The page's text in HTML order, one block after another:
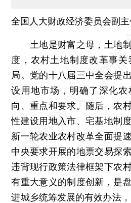
全国人大财政经济委员会副主
土地是财富之母，土地制
度，农村土地制度改革事
局。党的十八届三中全会提
设用地市场，明确了深化
向、重点和要求。随后，农
性建设用地入市、宅基地制
新一轮农业农村改革全面提
中央要求开展的地票交易探
违背现行政策法律框架下农
有重大意义的制度创新，是
进城乡统筹发展的有效办法